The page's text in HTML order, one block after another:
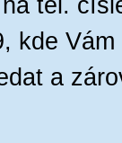
tel.
kde
a